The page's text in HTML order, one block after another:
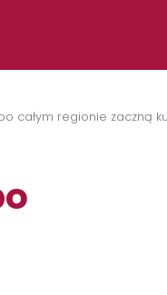
całym regionie zaczną